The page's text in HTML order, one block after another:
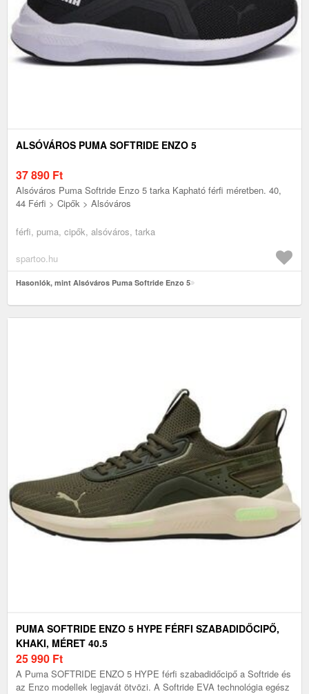
ALSÓVÁROS PUMA SOFTRIDE ENZO 5
37 890 Ft
Alsóváros Puma Softride Enzo 5 tarka Kapható férfi méretben. 40,
44 Férfi > Cipők > Alsóváros
férfi, puma, cipők, alsóváros, tarka
spartoo.hu
Hasonlók, mint Alsóváros Puma Softride Enzo 5
PUMA SOFTRIDE ENZO 5 HYPE FÉRFI SZABADIDŐCIPŐ,
KHAKI, MÉRET 40.5
25 990 Ft
A Puma SOFTRIDE ENZO 5 HYPE férfi szabadidőcipő a Softride és
az Enzo modellek legjavát ötvözi. A Softride EVA technológia egész